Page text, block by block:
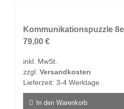
auf.
Die
können
auf
Produktseite
Kommunikationspuzzle
79,00 €
inkl. MwSt.
zzgl. Versandkosten
Lieferzeit: 3-4 Werktage
In den Warenkorb